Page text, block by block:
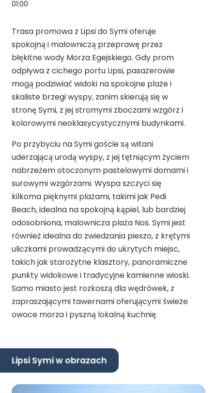
01:00
Trasa promowa z Lipsi do Symi oferuje
spokojną i malowniczą przeprawę przez
błękitne wody Morza Egejskiego. Gdy prom
odpływa z cichego portu Lipsi, pasażerowie
mogą podziwiać widoki na spokojne plaże i
skaliste brzegi wyspy, zanim skierują się w
stronę Symi, z jej stromymi zboczami wzgórz i
kolorowymi neoklasycystycznymi budynkami.
Po przybyciu na Symi goście są witani
uderzającą urodą wyspy, z jej tętniącym życiem
nabrzeżem otoczonym pastelowymi domami i
surowymi wzgórzami. Wyspa szczyci się
kilkoma pięknymi plażami, takimi jak Pedi
Beach, idealna na spokojną kąpiel, lub bardziej
odosobniona, malownicza plaża Nos. Symi jest
również idealna do zwiedzania pieszo, z krętymi
uliczkami prowadzącymi do ukrytych miejsc,
takich jak starożytne klasztory, panoramiczne
punkty widokowe i tradycyjne kamienne wioski.
Samo miasto jest rozkoszą dla wędrówek, z
zapraszającymi tawernami oferującymi świeże
owoce morza i pyszną lokalną kuchnię.
Lipsi Symi w obrazach